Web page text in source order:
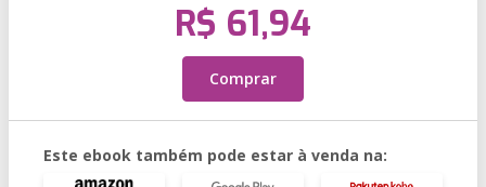
R$ 61,94
Comprar
Este ebook também pode estar à venda na: